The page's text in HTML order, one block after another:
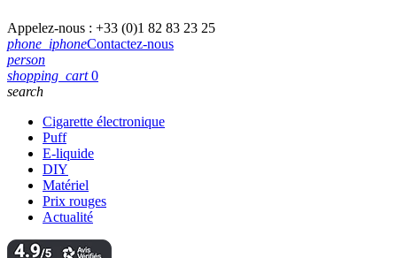
Appelez-nous : +33 (0)1 82 83 23 25
phone_iphoneContactez-nous
person
shopping_cart 0
search
Cigarette électronique
Puff
E-liquide
DIY
Matériel
Prix rouges
Actualité